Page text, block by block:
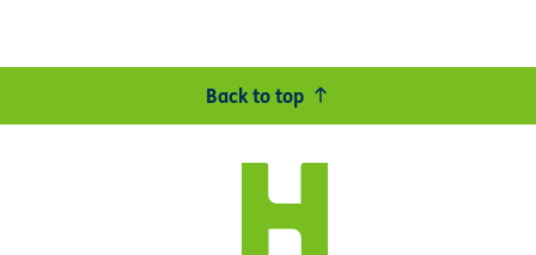
Back to top